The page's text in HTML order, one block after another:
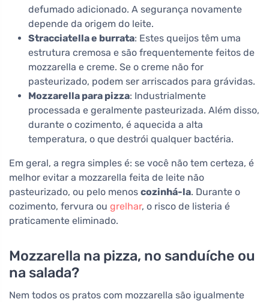
defumado adicionado. A segurança novamente
depende da origem do leite.
Stracciatella e burrata: Estes queijos têm uma
estrutura cremosa e são frequentemente feitos de
mozzarella e creme. Se o creme não for
pasteurizado, podem ser arriscados para grávidas.
Mozzarella para pizza: Industrialmente
processada e geralmente pasteurizada. Além disso,
durante o cozimento, é aquecida a alta
temperatura, o que destrói qualquer bactéria.
Em geral, a regra simples é: se você não tem certeza, é
melhor evitar a mozzarella feita de leite não
pasteurizado, ou pelo menos cozinhá-la. Durante o
cozimento, fervura ou grelhar, o risco de listeria é
praticamente eliminado.
Mozzarella na pizza, no sanduíche ou
na salada?
Nem todos os pratos com mozzarella são igualmente